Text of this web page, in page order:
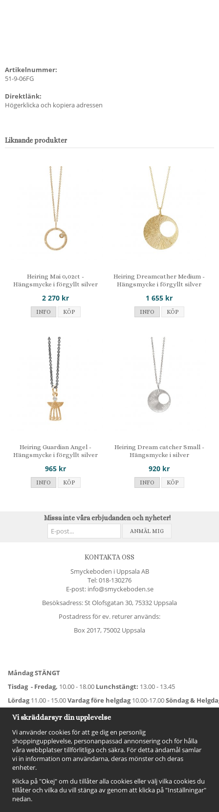
Artikelnummer:
51-9-06FG
Direktlänk:
Högerklicka och kopiera adressen
Liknande produkter
Heiring Mai 0,02ct -
Hängsmycke i förgyllt silver
med diamant
2 270 kr
INFO KÖP
Heiring Dreamcather Medium -
Hängsmycke i förgyllt silver
1 655 kr
INFO KÖP
Heiring Guardian Angel -
Hängsmycke i förgyllt silver
965 kr
INFO KÖP
Heiring Dream catcher Small -
Hängsmycke i silver
920 kr
INFO KÖP
Missa inte våra erbjudanden och nyheter!
ANMÄL MIG
KONTAKTA OSS
Smyckeboden i Uppsala AB
Tel:018-130276
E-post: info@smyckeboden.se
Besöksadress: St Olofsgatan 30, 75332 Uppsala
Postadress för ev. returer används:
Box 2017, 75002 Uppsala
Måndag STÄNGT
Tisdag - Fredag, 10.00 - 18.00 Lunchstängt: 13.00 - 13.45
Lördag11.00 - 15.00Vardag före helgdag10.00-17.00Söndag &
För avvikande öppettider:Titta här
Vi skräddarsyr din upplevelse
Vi använder cookies för att ge dig en personlig
shoppingupplevelse, personanpassad annonsering och för hålla
våra webbplatser tillförlitliga och säkra. För detta ändamål samlar
vi in information om användarna, deras mönster och deras
enheter.
Klicka på "Okej" om du tillåter alla cookies eller välj vilka cookies du
tillåter och vilka du vill stänga av genom att klicka på "Inställningar"
nedan.